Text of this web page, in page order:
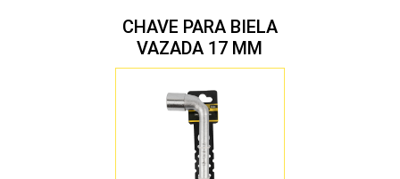
CHAVE PARA BIELA
VAZADA 17 MM